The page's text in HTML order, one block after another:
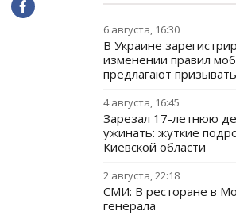
6 августа, 16:30
В Украине
изменении правил
предлагают
4 августа, 16:45
Зарезал 17-летнюю
ужинать: жуткие
Киевской области
2 августа, 22:18
СМИ: В ресторане в
генерала